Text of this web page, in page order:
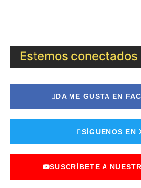
Estemos conectados
DA ME GUSTA EN
SÍGUENOS EN
SUSCRÍBETE A